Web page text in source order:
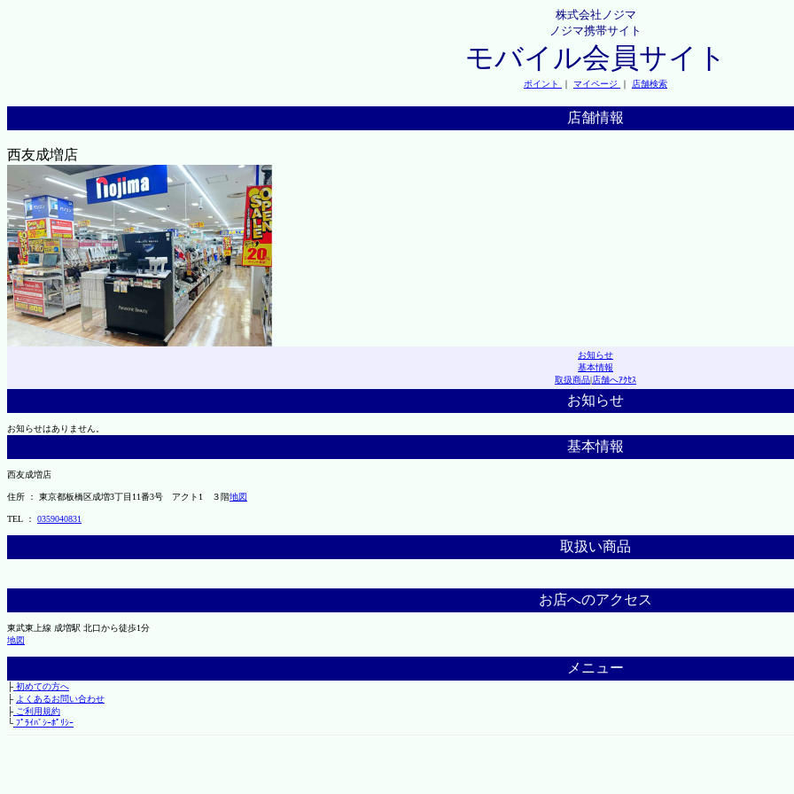
株式会社ノジマ
ノジマ携帯サイト
モバイル会員サイト
ポイント ｜ マイページ ｜ 店舗検索
店舗情報
西友成増店
お知らせ
基本情報
取扱商品|店舗へｱｸｾｽ
お知らせ
お知らせはありません。
基本情報
西友成増店
住所 ： 東京都板橋区成増3丁目11番3号 アクト1 ３階地図
TEL ： 0359040831
取扱い商品
お店へのアクセス
東武東上線 成増駅 北口から徒歩1分
地図
メニュー
├初めての方へ
├ よくあるお問い合わせ
├ご利用規約
└ﾌﾟﾗｲﾊﾞｼｰﾎﾟﾘｼｰ